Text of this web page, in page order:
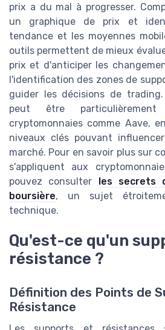
prix a du mal à progresser.
un graphique de prix et
tendance et les moyennes
outils permettent de mieux
prix et d'anticiper les
l'identification des zones de
guider les décisions de
peut être
cryptomonnaies comme Aave,
niveaux clés pouvant
marché. Pour en savoir plus sur
s'appliquent aux
pouvez consulter les secrets
boursière, un sujet
technique.
Qu'est-ce qu'un
résistance ?
Définition des Points de
Résistance